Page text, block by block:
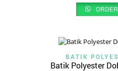
BATIK
Batik Polyester